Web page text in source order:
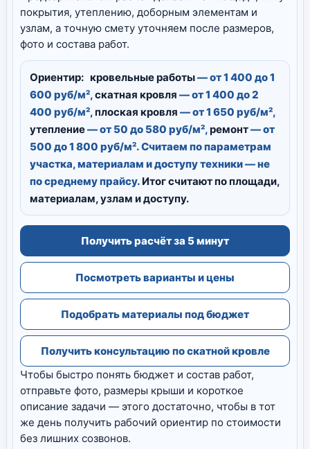
покрытия, утеплению, доборным элементам и
узлам, а точную смету уточняем после размеров,
фото и состава работ.
Ориентир: кровельные работы— от 1 400 до 1
600 руб/м²,скатная кровля — от 1 400 до 2
400 руб/м²,плоская кровля — от 1 650 руб/м²,
утепление— от 50 до 580 руб/м²,ремонт— от
500 до 1 800 руб/м². Считаем по параметрам
участка, материалам и доступу техники — не
по среднему прайсу. Итог считают по площади,
материалам, узлам и доступу.
Получить расчёт за 5 минут
Посмотреть варианты и цены
Подобрать материалы под бюджет
Получить консультацию по скатной кровле
Чтобы быстро понять бюджет и состав работ,
отправьте фото, размеры крыши и короткое
описание задачи — этого достаточно, чтобы в тот
же день получить рабочий ориентир по стоимости
без лишних созвонов.